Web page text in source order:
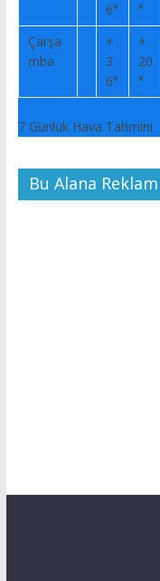
6°
°
Çarşa
mba
+
3
6°
+
20
°
7 Günlük Hava Tahmini
Bu Alana